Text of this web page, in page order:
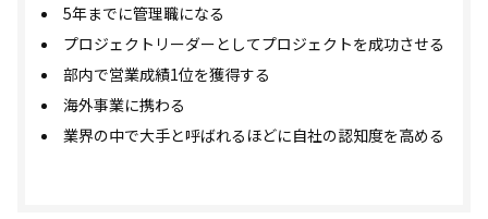
5年までに管理職になる
プロジェクトリーダーとしてプロジェクトを成功させる
部内で営業成績1位を獲得する
海外事業に携わる
業界の中で大手と呼ばれるほどに自社の認知度を高める